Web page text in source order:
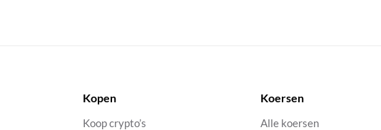
Kopen
Koop crypto’s
Koersen
Alle koersen